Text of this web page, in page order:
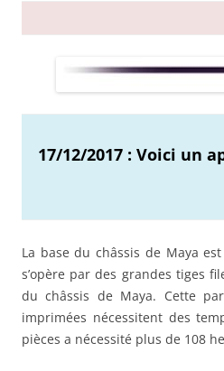
17/12/2017 : Voici un
La base du châssis de Maya
s’opère par des grandes tiges
du châssis de Maya. Cette
imprimées nécessitent des
pièces a nécessité plus de 108